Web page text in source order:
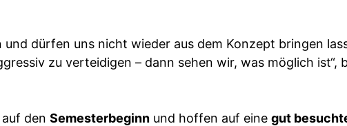
und dürfen uns nicht wieder aus dem Konzept bringen
zu verteidigen – dann sehen wir, was möglich ist“,
den Semesterbeginn und hoffen auf eine gut